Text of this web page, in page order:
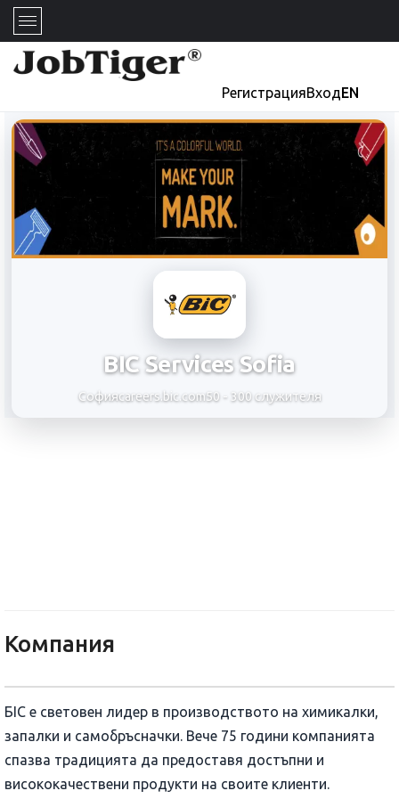
РегистрацияВходEN
BIC Services Sofia
Софияcareers.bic.com50 - 300 служителя
Компания
БIC е световен лидер в производството на химикалки,
запалки и самобръсначки. Вече 75 години компанията
спазва традицията да предоставя достъпни и
висококачествени продукти на своите клиенти.